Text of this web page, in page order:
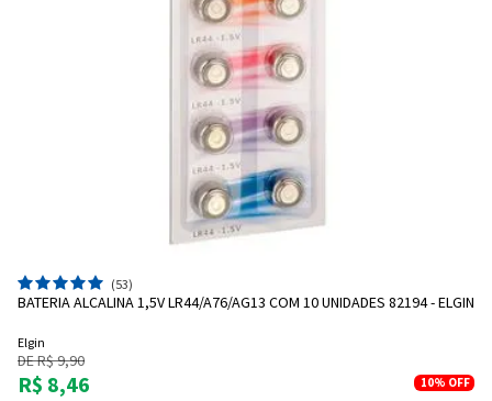
(53)
BATERIA ALCALINA 1,5V LR44/A76/AG13 COM 10 UNIDADES 82194 - ELGIN
Elgin
DE R$ 9,90
R$ 8,46 10% OFF